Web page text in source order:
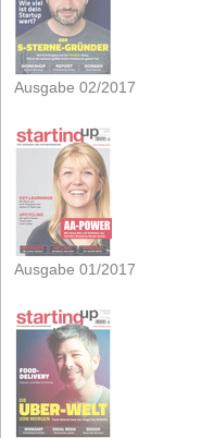
Ausgabe 02/2017
Ausgabe 01/2017